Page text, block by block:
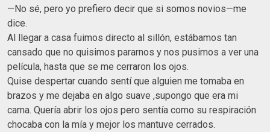
—No sé, pero yo prefiero decir que si somos novios—me
dice.
Al llegar a casa fuimos directo al sillón, estábamos tan
cansado que no quisimos pararnos y nos pusimos a ver una
película, hasta que se me cerraron los ojos.
Quise despertar cuando sentí que alguien me tomaba en
brazos y me dejaba en algo suave ,supongo que era mi
cama. Quería abrir los ojos pero sentía como su respiración
chocaba con la mía y mejor los mantuve cerrados.